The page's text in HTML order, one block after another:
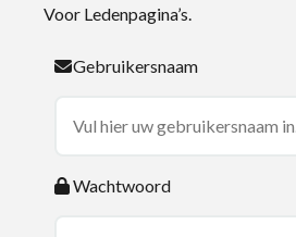
Voor Ledenpagina’s.
Gebruikersnaam
Wachtwoord